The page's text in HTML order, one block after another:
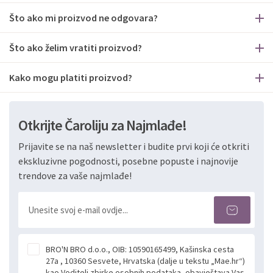
Što ako mi proizvod ne odgovara?
Što ako želim vratiti proizvod?
Kako mogu platiti proizvod?
Otkrijte Čaroliju za Najmlađe!
Prijavite se na naš newsletter i budite prvi koji će otkriti
ekskluzivne pogodnosti, posebne popuste i najnovije
trendove za vaše najmlađe!
BRO'N BRO d.o.o., OIB: 10590165499, Kašinska cesta
27a , 10360 Sesvete, Hrvatska (dalje u tekstu „Mae.hr“)